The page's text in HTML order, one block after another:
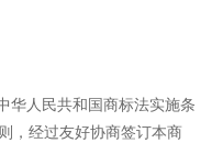
华人民共和国商标法实施条
，经过友好协商签订本商